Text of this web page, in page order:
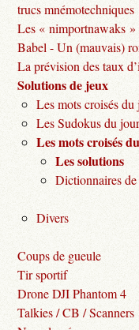
trucs mnémotechniques
Les « nimportnawaks »
Babel - Un (mauvais)
La prévision des taux
Solutions de jeux
Les mots croisés
Les Sudokus du
Les mots croisés
Les solutions
Dictionnaires
Divers
Coups de gueule
Tir sportif
Drone DJI Phantom 4
Talkies / CB / Scanners